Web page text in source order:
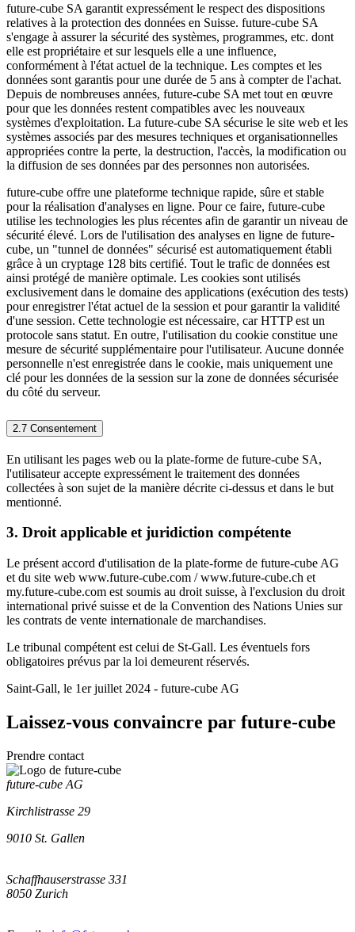
future-cube SA garantit expressément le respect des dispositions
relatives à la protection des données en Suisse. future-cube SA
s'engage à assurer la sécurité des systèmes, programmes, etc. dont
elle est propriétaire et sur lesquels elle a une influence,
conformément à l'état actuel de la technique. Les comptes et les
données sont garantis pour une durée de 5 ans à compter de l'achat.
Depuis de nombreuses années, future-cube SA met tout en œuvre
pour que les données restent compatibles avec les nouveaux
systèmes d'exploitation. La future-cube SA sécurise le site web et les
systèmes associés par des mesures techniques et organisationnelles
appropriées contre la perte, la destruction, l'accès, la modification ou
la diffusion de ses données par des personnes non autorisées.
future-cube offre une plateforme technique rapide, sûre et stable
pour la réalisation d'analyses en ligne. Pour ce faire, future-cube
utilise les technologies les plus récentes afin de garantir un niveau de
sécurité élevé. Lors de l'utilisation des analyses en ligne de future-
cube, un "tunnel de données" sécurisé est automatiquement établi
grâce à un cryptage 128 bits certifié. Tout le trafic de données est
ainsi protégé de manière optimale. Les cookies sont utilisés
exclusivement dans le domaine des applications (exécution des tests)
pour enregistrer l'état actuel de la session et pour garantir la validité
d'une session. Cette technologie est nécessaire, car HTTP est un
protocole sans statut. En outre, l'utilisation du cookie constitue une
mesure de sécurité supplémentaire pour l'utilisateur. Aucune donnée
personnelle n'est enregistrée dans le cookie, mais uniquement une
clé pour les données de la session sur la zone de données sécurisée
du côté du serveur.
2.7 Consentement
En utilisant les pages web ou la plate-forme de future-cube SA,
l'utilisateur accepte expressément le traitement des données
collectées à son sujet de la manière décrite ci-dessus et dans le but
mentionné.
3. Droit applicable et juridiction compétente
Le présent accord d'utilisation de la plate-forme de future-cube AG
et du site web www.future-cube.com / www.future-cube.ch et
my.future-cube.com est soumis au droit suisse, à l'exclusion du droit
international privé suisse et de la Convention des Nations Unies sur
les contrats de vente internationale de marchandises.
Le tribunal compétent est celui de St-Gall. Les éventuels fors
obligatoires prévus par la loi demeurent réservés.
Saint-Gall, le 1er juillet 2024 - future-cube AG
Laissez-vous convaincre par future-cube
Prendre contact
future-cube AG
Kirchlistrasse 29
9010 St. Gallen
Schaffhauserstrasse 331
8050 Zurich